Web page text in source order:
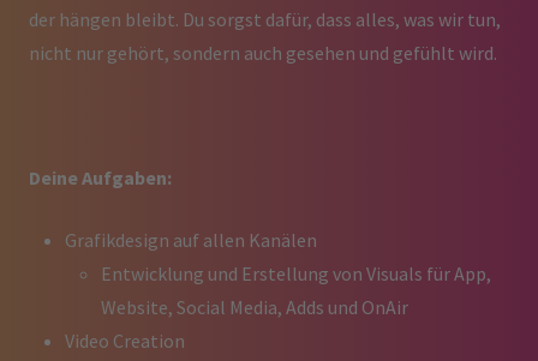
der hängen bleibt. Du sorgst dafür, dass alles, was wir tun,
nicht nur gehört, sondern auch gesehen und gefühlt wird.
Deine Aufgaben:
Grafikdesign auf allen Kanälen
Entwicklung und Erstellung von Visuals für App,
Website, Social Media, Adds und OnAir
Video Creation